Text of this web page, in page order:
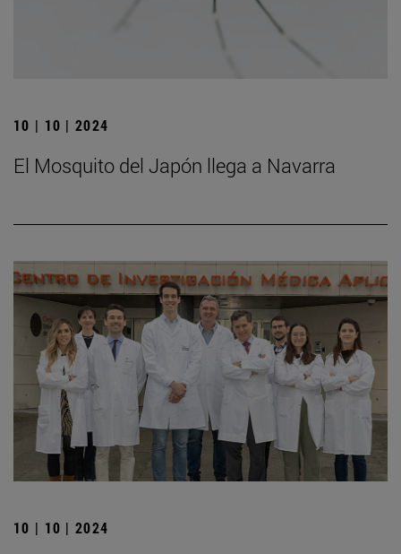
10 | 10 | 2024
El Mosquito del Japón llega a Navarra
10 | 10 | 2024